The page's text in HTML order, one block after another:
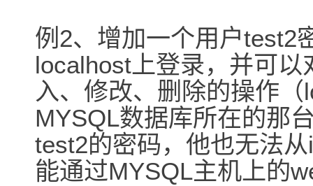
例2、增加一个用户test2
localhost上登录，并可
入、修改、删除的操作
MYSQL数据库所在的那
test2的密码，他也无法
能通过MYSQL主机上的